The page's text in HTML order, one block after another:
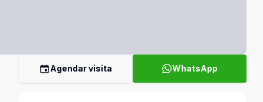
Agendar visita WhatsApp